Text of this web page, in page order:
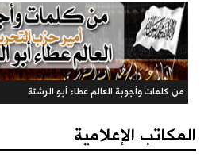
المكتب المركزي: جريدة الراية (متجددة)
المكاتب الإعلامية